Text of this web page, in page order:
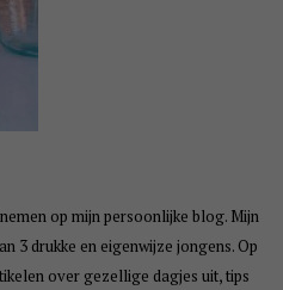
op mijn persoonlijke blog. Mijn
3 drukke en eigenwijze jongens. Op
over gezellige dagjes uit, tips